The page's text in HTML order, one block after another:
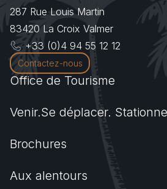
287 Rue Louis Martin
83420 La Croix Valmer
+33 (0)4 94 55 12 12
Contactez-nous
Office de Tourisme
Venir.Se déplacer.
Brochures
Aux alentours